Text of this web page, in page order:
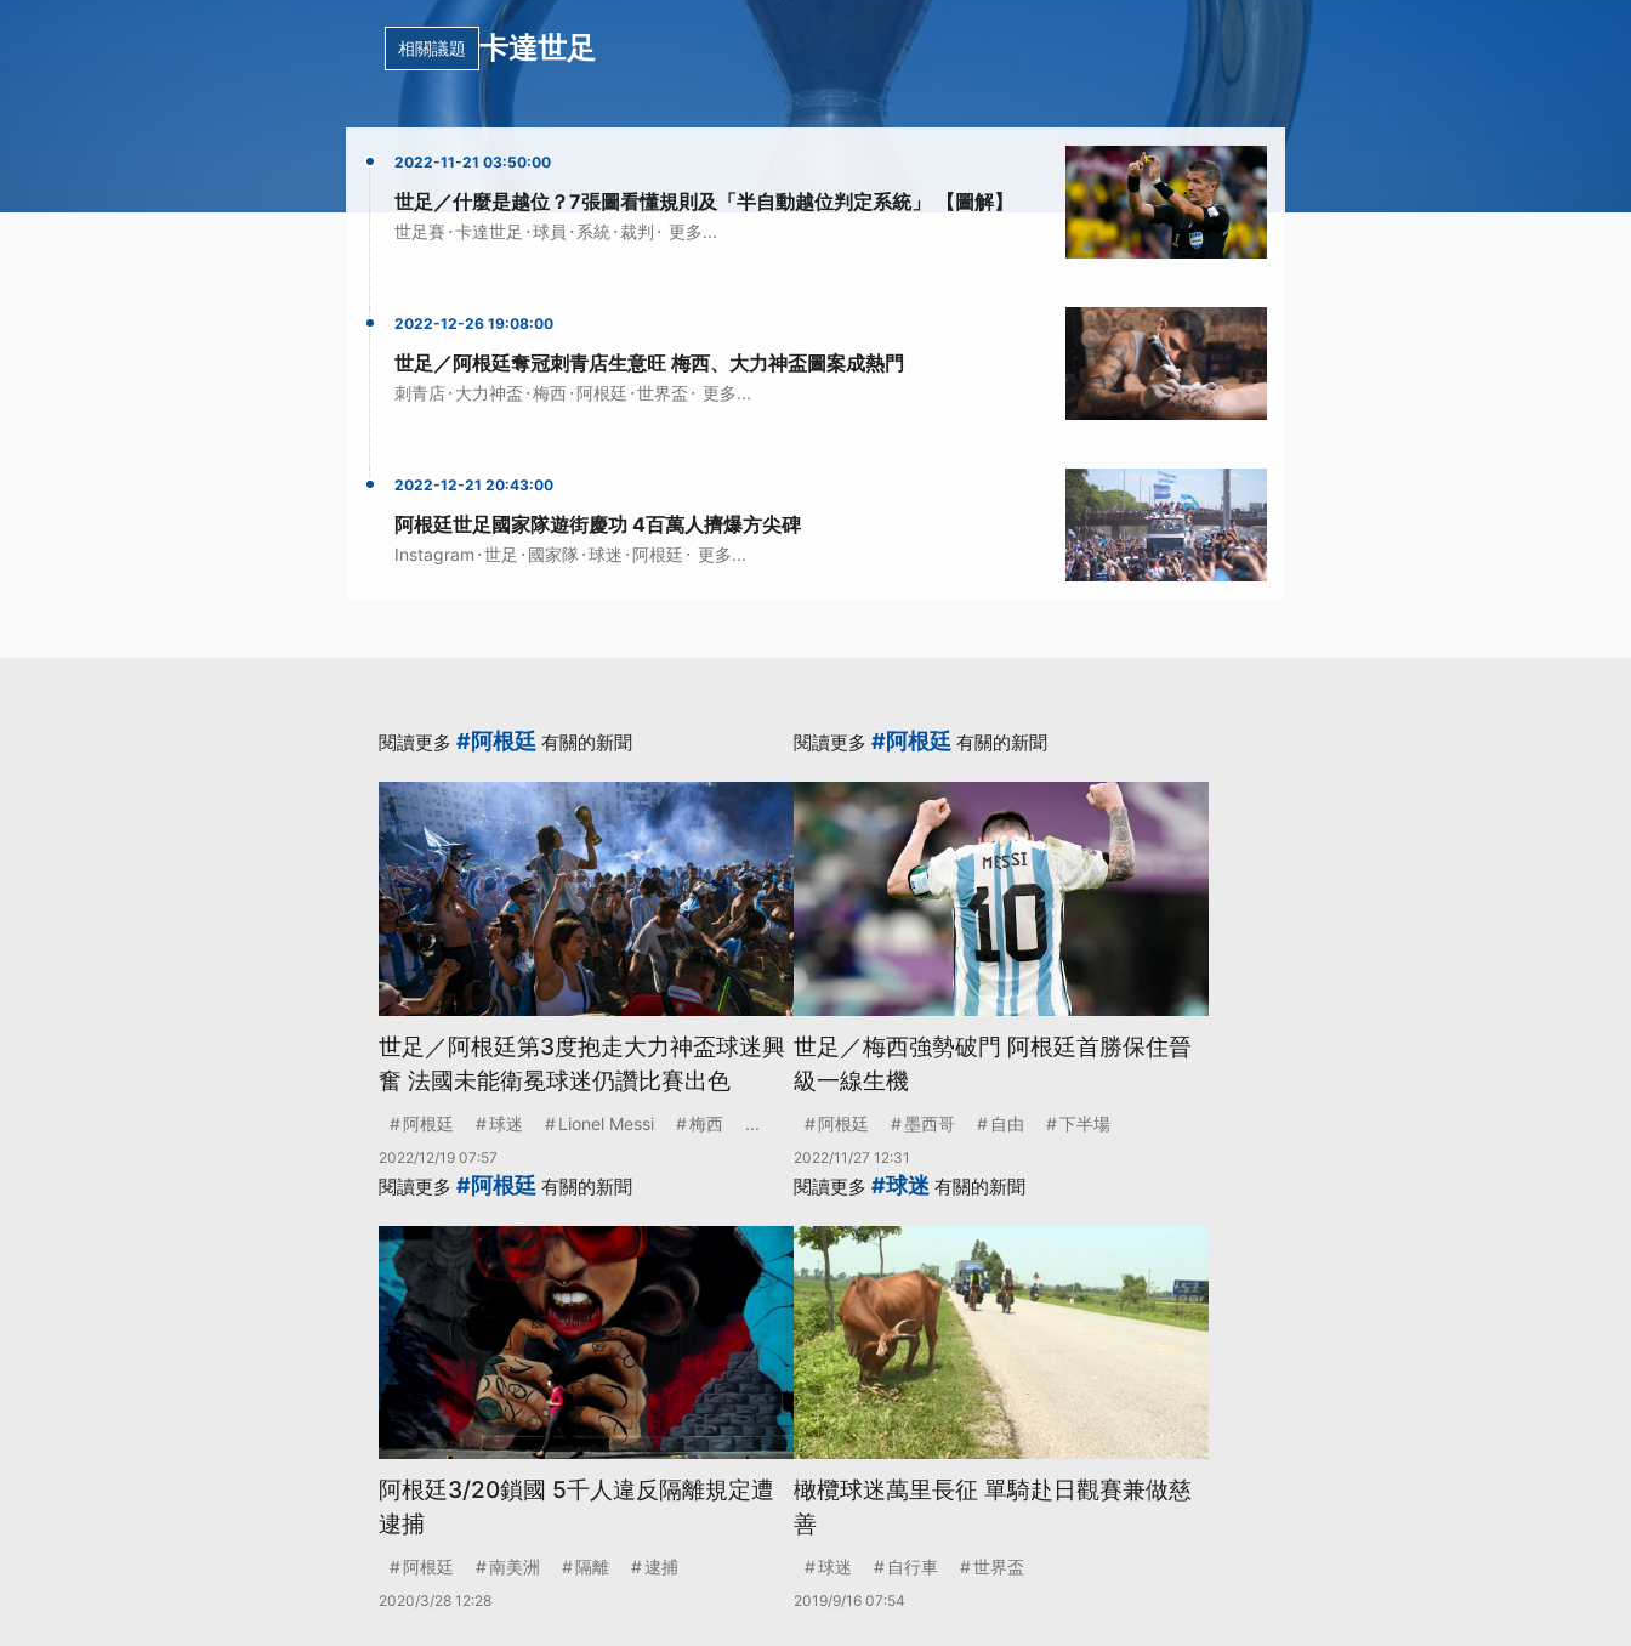
相關議題 卡達世足
2022-11-21 03:50:00
世足／什麼是越位？7張圖看懂規則及「半自動越位判定系統」 【圖解】
世足賽 ·卡達世足 ·球員 · 系統· 裁判 · 更多...
2022-12-26 19:08:00
世足／阿根廷奪冠刺青店生意旺 梅西、大力神盃圖案成熱門
刺青店· 大力神盃·梅西·阿根廷 ·世界盃· 更多...
2022-12-21 20:43:00
阿根廷世足國家隊遊街慶功 4百萬人擠爆方尖碑
Instagram ·世足 · 國家隊·球迷 ·阿根廷 · 更多...
閱讀更多 #阿根廷 有關的新聞
世足／阿根廷第3度抱走大力神盃球迷興
奮 法國未能衛冕球迷仍讚比賽出色
阿根廷 球迷 Lionel Messi 梅西 ...
2022/12/19 07:57
閱讀更多 #阿根廷 有關的新聞
世足／梅西強勢破門 阿根廷首勝保住晉
級一線生機
阿根廷 墨西哥 自由 下半場
2022/11/27 12:31
閱讀更多 #阿根廷 有關的新聞
阿根廷3/20鎖國 5千人違反隔離規定遭
逮捕
阿根廷 南美洲 隔離 逮捕
2020/3/28 12:28
閱讀更多 #球迷 有關的新聞
橄欖球迷萬里長征 單騎赴日觀賽兼做慈
善
球迷 自行車 世界盃
2019/9/16 07:54